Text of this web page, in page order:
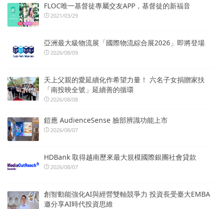
FLOC唯一基督徒專屬交友APP，基督徒的新福音
2021/03/29
亞洲最大級物流展「國際物流綜合展2026」即將登場
2026/08/09
天上父親的愛延續化作希望力量！ 六名子女捐贈家扶
「南投映全號」延續善的循環
2026/08/08
鎧應 AudienceSense 臉部辨識功能上市
2026/08/07
HDBank 取得越南歷來最大規模國際銀團社會貸款
2026/08/07
創智動能強化AI與經營雙軸競爭力 投資長受臺大EMBA
邀分享AI時代投資思維